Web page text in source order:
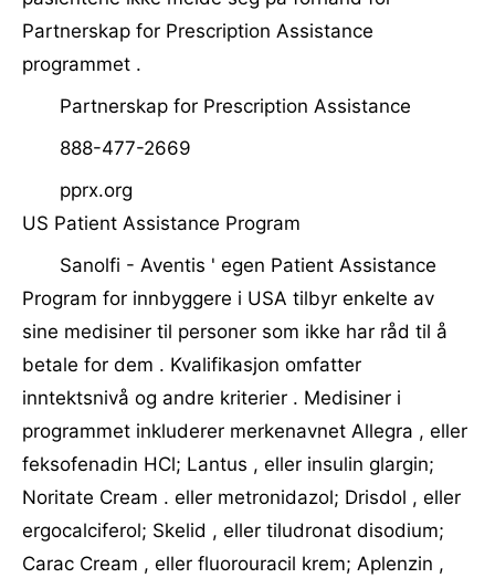
Partnerskap for Prescription Assistance
programmet .
Partnerskap for Prescription Assistance
888-477-2669
pprx.org
US Patient Assistance Program
Sanolfi - Aventis ' egen Patient Assistance
Program for innbyggere i USA tilbyr enkelte av
sine medisiner til personer som ikke har råd til å
betale for dem . Kvalifikasjon omfatter
inntektsnivå og andre kriterier . Medisiner i
programmet inkluderer merkenavnet Allegra , eller
feksofenadin HCl; Lantus , eller insulin glargin;
Noritate Cream . eller metronidazol; Drisdol , eller
ergocalciferol; Skelid , eller tiludronat disodium;
Carac Cream , eller fluorouracil krem; Aplenzin ,